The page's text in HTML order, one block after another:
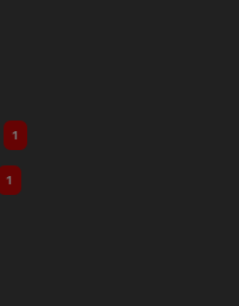
1
1